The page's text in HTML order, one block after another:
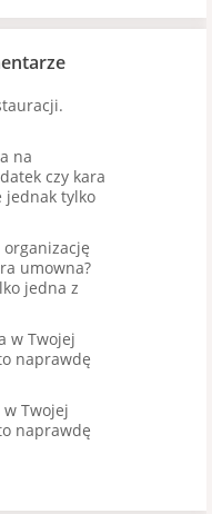
na
czy kara
jednak tylko
umowna?
jedna z
w Twojej
naprawdę
Twojej
naprawdę